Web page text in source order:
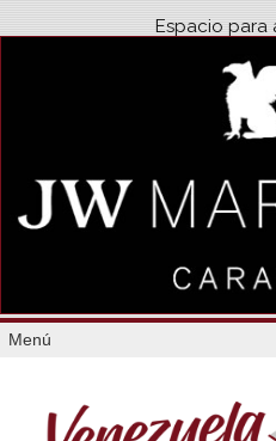
Espacio para
Menú